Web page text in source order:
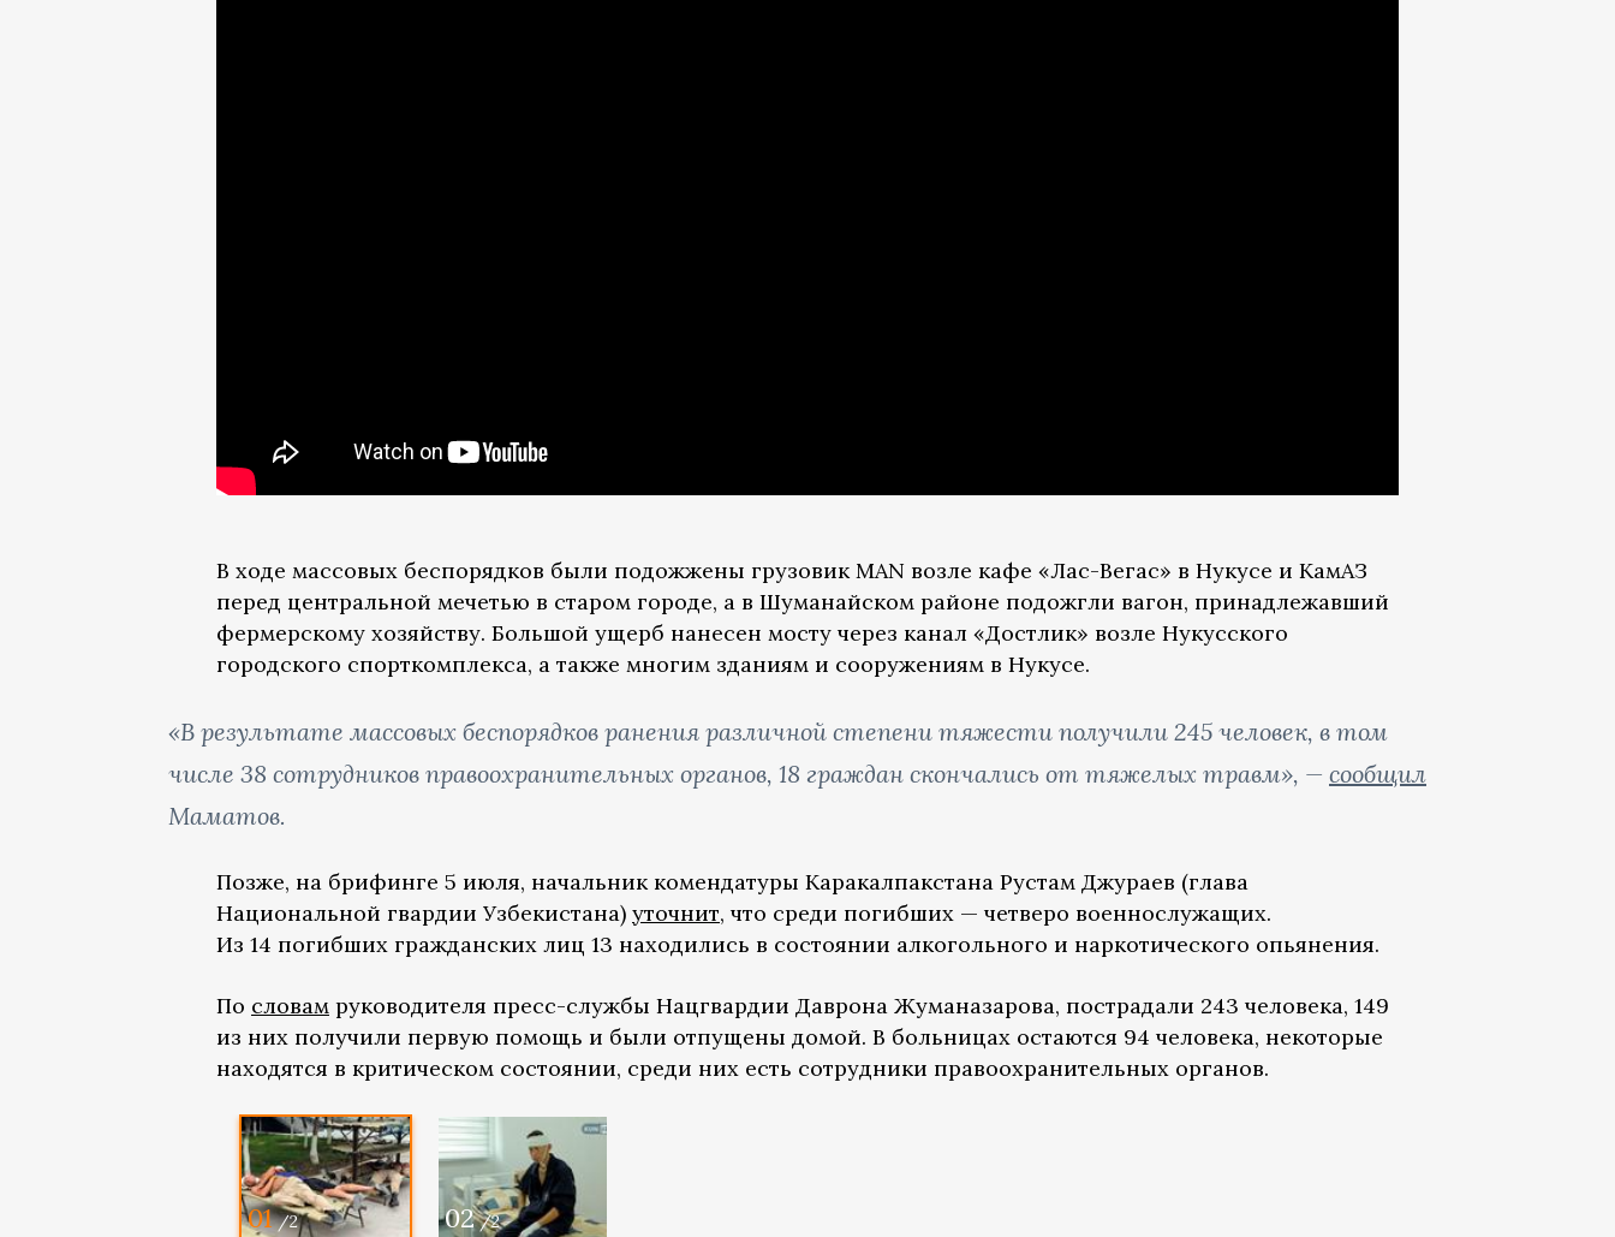
В ходе массовых беспорядков были подожжены грузовик MAN возле кафе «Лас-Вегас» в Нукусе и КамАЗ
перед центральной мечетью в старом городе, а в Шуманайском районе подожгли вагон, принадлежавший
фермерскому хозяйству. Большой ущерб нанесен мосту через канал «Достлик» возле Нукусского
городского спорткомплекса, а также многим зданиям и сооружениям в Нукусе.
«В результате массовых беспорядков ранения различной степени тяжести получили 245 человек, в том
числе 38 сотрудников правоохранительных органов, 18 граждан скончались от тяжелых травм», — сообщил
Маматов.
Позже, на брифинге 5 июля, начальник комендатуры Каракалпакстана Рустам Джураев (глава
Национальной гвардии Узбекистана) уточнит, что среди погибших — четверо военнослужащих.
Из 14 погибших гражданских лиц 13 находились в состоянии алкогольного и наркотического опьянения.
По словам руководителя пресс-службы Нацгвардии Даврона Жуманазарова, пострадали 243 человека, 149
из них получили первую помощь и были отпущены домой. В больницах остаются 94 человека, некоторые
находятся в критическом состоянии, среди них есть сотрудники правоохранительных органов.
01 /2 02 /2